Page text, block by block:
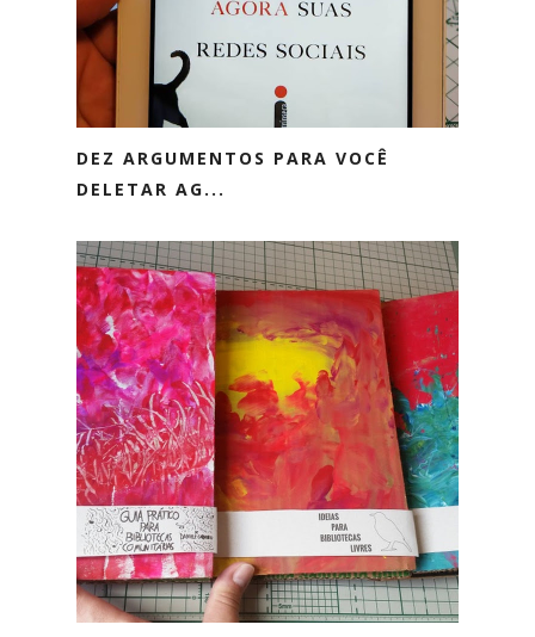
DEZ ARGUMENTOS PARA VOCÊ
DELETAR AG...